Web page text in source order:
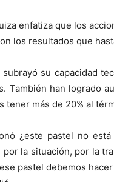
enfatiza que los
los resultados que
subrayó su capacidad
También han logrado
tener más de 20% al
¿este pastel no
por la situación, por la
pastel debemos